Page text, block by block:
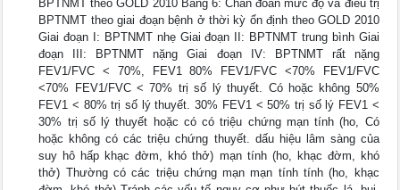
BPTNMT theo GOLD 2010 Bảng 6: Chẩn đoán mức độ và điều trị
BPTNMT theo giai đoạn bệnh ở thời kỳ ổn định theo GOLD 2010
Giai đoạn I: BPTNMT nhẹ Giai đoạn II: BPTNMT trung bình Giai
đoạn III: BPTNMT nặng Giai đoạn IV: BPTNMT rất nặng
FEV1/FVC < 70%, FEV1 80% FEV1/FVC <70% FEV1/FVC
<70% FEV1/FVC < 70% trị số lý thuyết. Có hoặc không 50%
FEV1 < 80% trị số lý thuyết. 30% FEV1 < 50% trị số lý FEV1 <
30% trị số lý thuyết hoặc có có triệu chứng mạn tính (ho, Có
hoặc không có các triệu chứng thuyết. dấu hiệu lâm sàng của
suy hô hấp khạc đờm, khó thở) mạn tính (ho, khạc đờm, khó
thở) Thường có các triệu chứng mạn mạn tính tính (ho, khạc